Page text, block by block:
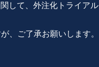
して、外注化トライアル
、ご了承お願いします。